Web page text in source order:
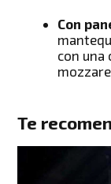
Con
con una
Te